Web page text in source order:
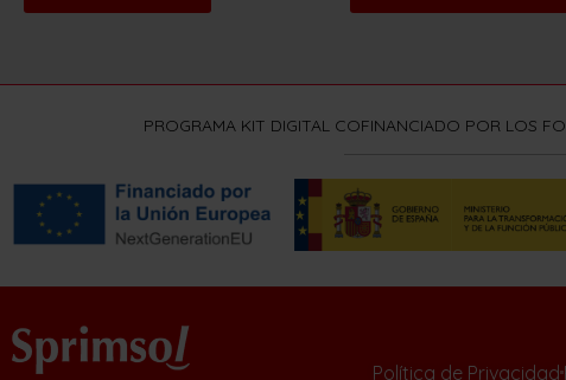
PROGRAMA KIT DIGITAL COFINANCIADO POR LOS
Política de Privacidad